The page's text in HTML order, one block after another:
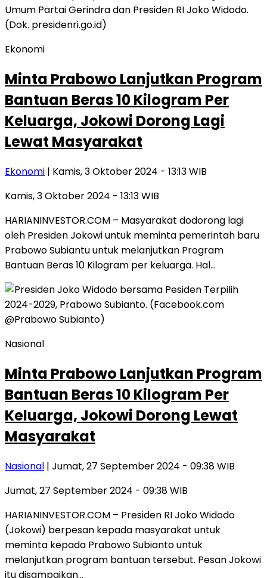
Ekonomi
Minta Prabowo Lanjutkan Program
Bantuan Beras 10 Kilogram Per
Keluarga, Jokowi Dorong Lagi
Lewat Masyarakat
Ekonomi | Kamis, 3 Oktober 2024 - 13:13 WIB
Kamis, 3 Oktober 2024 - 13:13 WIB
HARIANINVESTOR.COM – Masyarakat dodorong lagi
oleh Presiden Jokowi untuk meminta pemerintah baru
Prabowo Subiantu untuk melanjutkan Program
Bantuan Beras 10 Kilogram per keluarga. Hal…
Nasional
Minta Prabowo Lanjutkan Program
Bantuan Beras 10 Kilogram Per
Keluarga, Jokowi Dorong Lewat
Masyarakat
Nasional | Jumat, 27 September 2024 - 09:38 WIB
Jumat, 27 September 2024 - 09:38 WIB
HARIANINVESTOR.COM – Presiden RI Joko Widodo
(Jokowi) berpesan kepada masyarakat untuk
meminta kepada Prabowo Subianto untuk
melanjutkan program bantuan tersebut. Pesan Jokowi
itu disampaikan…